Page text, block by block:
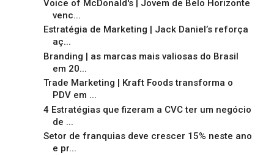
Voice of McDonald's | Jovem de Belo Horizonte
venc...
Estratégia de Marketing | Jack Daniel’s reforça
aç...
Branding | as marcas mais valiosas do Brasil
em 20...
Trade Marketing | Kraft Foods transforma o
PDV em ...
4 Estratégias que fizeram a CVC ter um negócio
de ...
Setor de franquias deve crescer 15% neste ano
e pr...